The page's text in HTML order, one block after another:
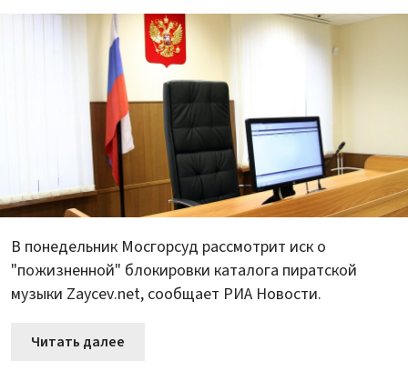
В понедельник Мосгорсуд рассмотрит иск о
"пожизненной" блокировки каталога пиратской
музыки Zaycev.net, сообщает РИА Новости.
Читать далее